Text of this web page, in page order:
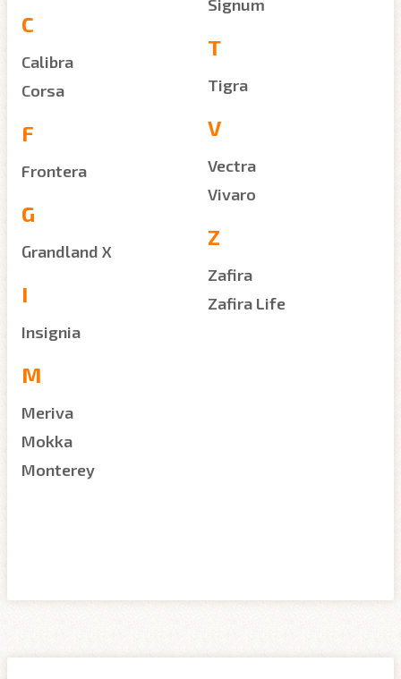
C
Calibra
Corsa
F
Frontera
G
Grandland X
I
Insignia
M
Meriva
Mokka
Monterey
Signum
T
Tigra
V
Vectra
Vivaro
Z
Zafira
Zafira Life